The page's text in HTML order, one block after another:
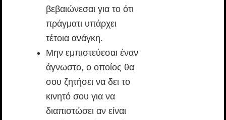
βεβαιώνεσαι για το ότι
πράγματι υπάρχει
τέτοια ανάγκη.
Μην εμπιστεύεσαι έναν
άγνωστο, ο οποίος θα
σου ζητήσει να δει το
κινητό σου για να
διαπιστώσει αν είναι